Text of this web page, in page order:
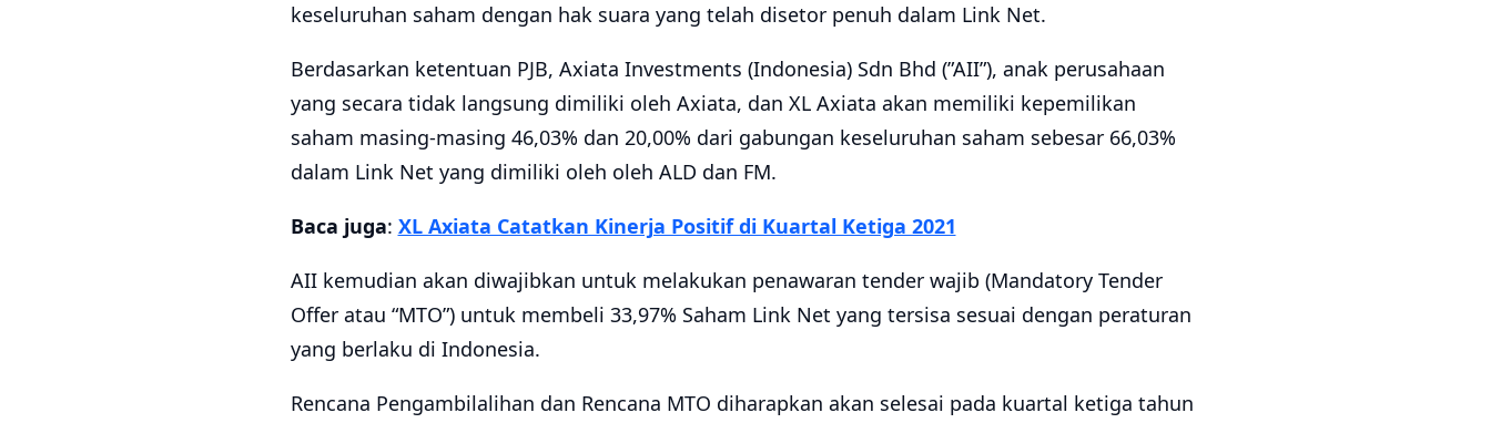
keseluruhan saham dengan hak suara yang telah disetor penuh dalam Link Net.
Berdasarkan ketentuan PJB, Axiata Investments (Indonesia) Sdn Bhd (”AII”), anak perusahaan
yang secara tidak langsung dimiliki oleh Axiata, dan XL Axiata akan memiliki kepemilikan
saham masing-masing 46,03% dan 20,00% dari gabungan keseluruhan saham sebesar 66,03%
dalam Link Net yang dimiliki oleh oleh ALD dan FM.
Baca juga: XL Axiata Catatkan Kinerja Positif di Kuartal Ketiga 2021
AII kemudian akan diwajibkan untuk melakukan penawaran tender wajib (Mandatory Tender
Offer atau “MTO”) untuk membeli 33,97% Saham Link Net yang tersisa sesuai dengan peraturan
yang berlaku di Indonesia.
Rencana Pengambilalihan dan Rencana MTO diharapkan akan selesai pada kuartal ketiga tahun